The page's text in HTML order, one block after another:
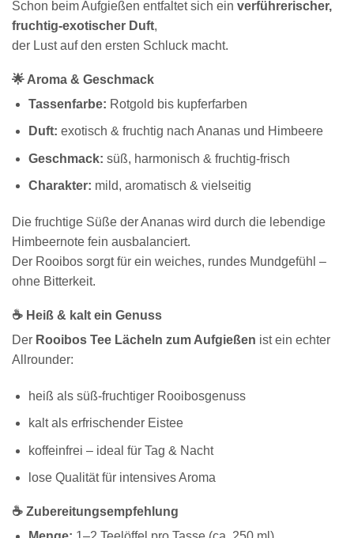
Schon beim Aufgießen entfaltet sich ein verführerischer,
fruchtig-exotischer Duft,
der Lust auf den ersten Schluck macht.
🌟 Aroma & Geschmack
Tassenfarbe: Rotgold bis kupferfarben
Duft: exotisch & fruchtig nach Ananas und Himbeere
Geschmack: süß, harmonisch & fruchtig-frisch
Charakter: mild, aromatisch & vielseitig
Die fruchtige Süße der Ananas wird durch die lebendige
Himbeernote fein ausbalanciert.
Der Rooibos sorgt für ein weiches, rundes Mundgefühl –
ohne Bitterkeit.
☕ Heiß & kalt ein Genuss
Der Rooibos Tee Lächeln zum Aufgießen ist ein echter
Allrounder:
heiß als süß-fruchtiger Rooibosgenuss
kalt als erfrischender Eistee
koffeinfrei – ideal für Tag & Nacht
lose Qualität für intensives Aroma
☕ Zubereitungsempfehlung